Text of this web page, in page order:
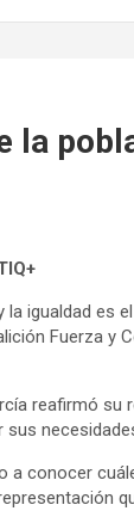
la
igualdad es
Fuerza y
reafirmó su
sus
a conocer